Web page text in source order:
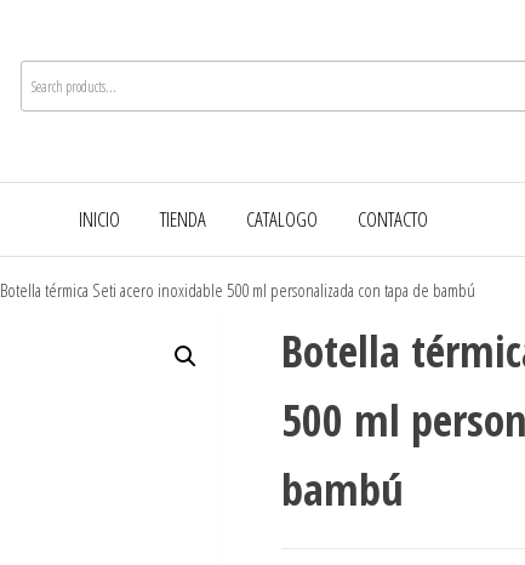
INICIO TIENDA CATALOGO CONTACTO
Botella térmica Seti acero inoxidable 500 ml personalizada con tapa de bambú
Botella
500 ml
bambú